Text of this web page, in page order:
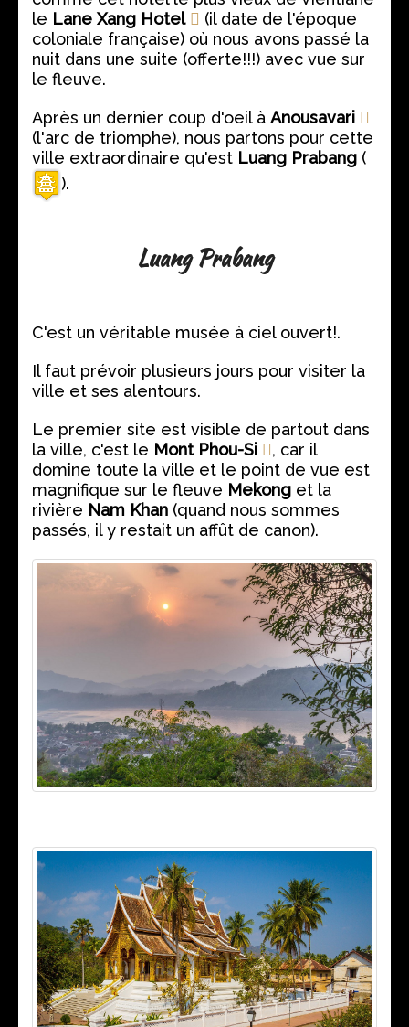
le Lane Xang Hotel
(il date de l'époque
coloniale française) où nous avons passé la
nuit dans une suite (offerte!!!) avec vue sur
le fleuve.
Après un dernier coup d'oeil à Anousavari
(l'arc de triomphe), nous partons pour cette
ville extraordinaire qu'est Luang Prabang (
).
Luang Prabang
C'est un véritable musée à ciel ouvert!.
Il faut prévoir plusieurs jours pour visiter la
ville et ses alentours.
Le premier site est visible de partout dans
la ville, c'est le Mont Phou-Si
, car il
domine toute la ville et le point de vue est
magnifique sur le fleuve Mekong et la
rivière Nam Khan (quand nous sommes
passés, il y restait un affût de canon).